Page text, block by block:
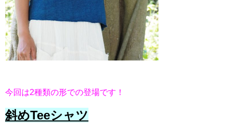
今回は2種類の形での登場です！
斜めTeeシャツ